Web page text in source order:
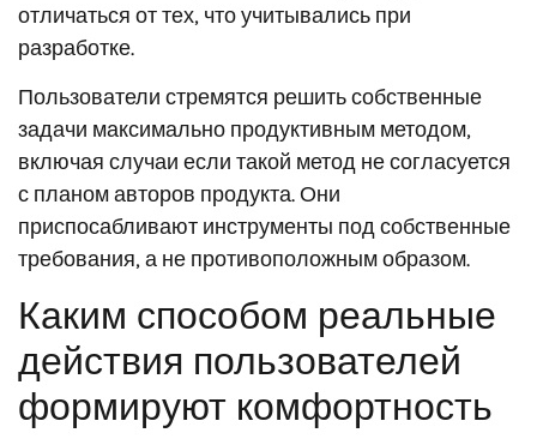
отличаться от тех, что учитывались при
разработке.
Пользователи стремятся решить собственные
задачи максимально продуктивным методом,
включая случаи если такой метод не согласуется
с планом авторов продукта. Они
приспосабливают инструменты под собственные
требования, а не противоположным образом.
Каким способом реальные
действия пользователей
формируют комфортность